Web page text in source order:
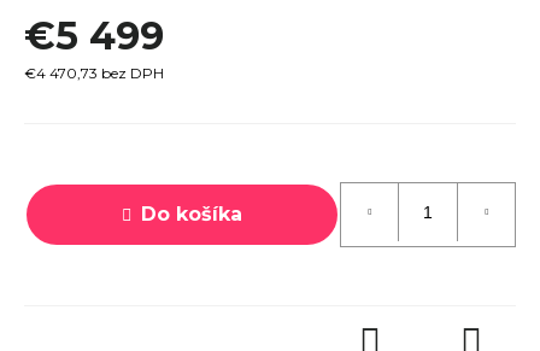
€5 499
€4 470,73 bez DPH
cena:
Do košíka
m
e
TREK